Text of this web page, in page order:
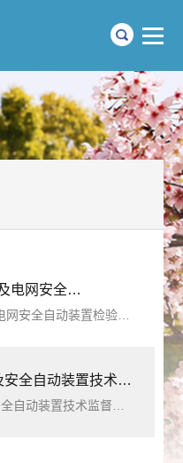
装置检验规程》（
dl/
动装置技术监督导则》（
dl